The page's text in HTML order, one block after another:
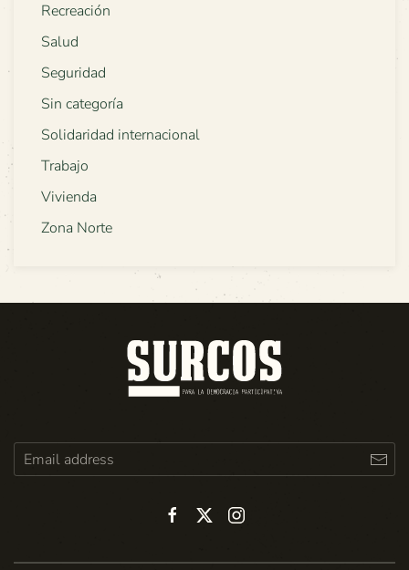
Recreación
Salud
Seguridad
Sin categoría
Solidaridad internacional
Trabajo
Vivienda
Zona Norte